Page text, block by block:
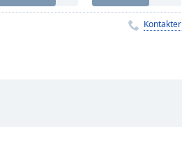
Kontakter